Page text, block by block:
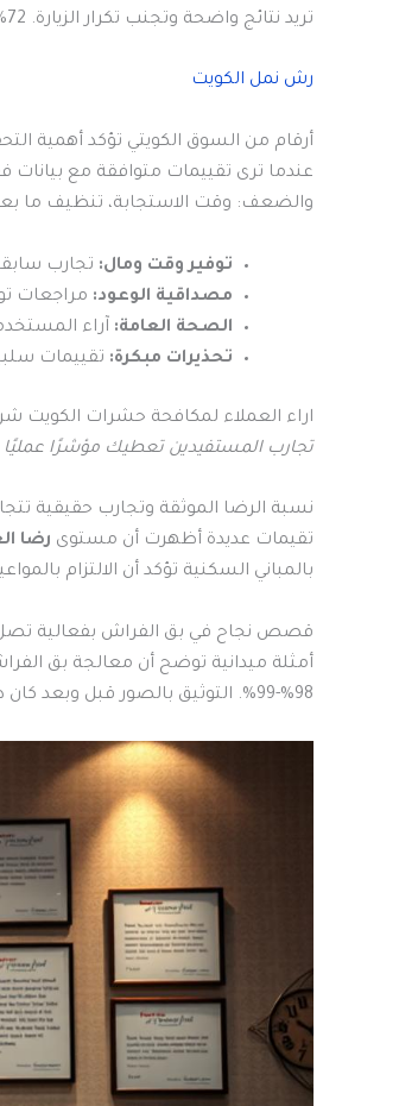
تريد نتائج واضحة وتجنب تكرار الزيارة. 72% من الناس يفضلون شركات متخصصة، و87% يبحثون عن حلول صديقة للبيئة.
رش نمل الكويت
أرقام من السوق الكويتي تؤكد أهمية التحقق:
والضعف: وقت الاستجابة، تنظيف ما بعد
توفير وقت ومال: تجارب
مصداقية الوعود: مراجعات
الصحة العامة: آراء
تحذيرات مبكرة: تقييمات
اراء العملاء لمكافحة حشرات الكويت
تجارب المستفيدين تعطيك مؤشرًا عمليًا
نسبة الرضا الموثقة وتجارب حقيقية تتجاوز
تقيمات عديدة أظهرت أن مستوى رضا
بالمباني السكنية تؤكد أن الالتزام
قصص نجاح في بق الفراش بفعالية تصل إلى
أمثلة ميدانية توضح أن معالجة بق
98%-99%. التوثيق بالصور قبل وبعد كان دليل ثقة قوي لدى المستفيدين.